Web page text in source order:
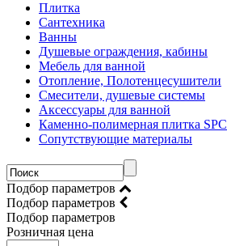
Плитка
Сантехника
Ванны
Душевые ограждения, кабины
Мебель для ванной
Отопление, Полотенцесушители
Смесители, душевые системы
Аксессуары для ванной
Каменно-полимерная плитка SPC
Сопутствующие материалы
Подбор параметров
Подбор параметров
Подбор параметров
Розничная цена